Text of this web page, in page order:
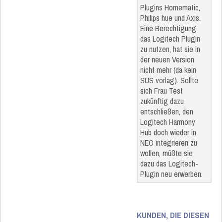
Plugins Homematic,
Philips hue und Axis.
Eine Berechtigung
das Logitech Plugin
zu nutzen, hat sie in
der neuen Version
nicht mehr (da kein
SUS vorlag). Sollte
sich Frau Test
zukünftig dazu
entschließen, den
Logitech Harmony
Hub doch wieder in
NEO integrieren zu
wollen, müßte sie
dazu das Logitech-
Plugin neu erwerben.
KUNDEN, DIE DIESEN